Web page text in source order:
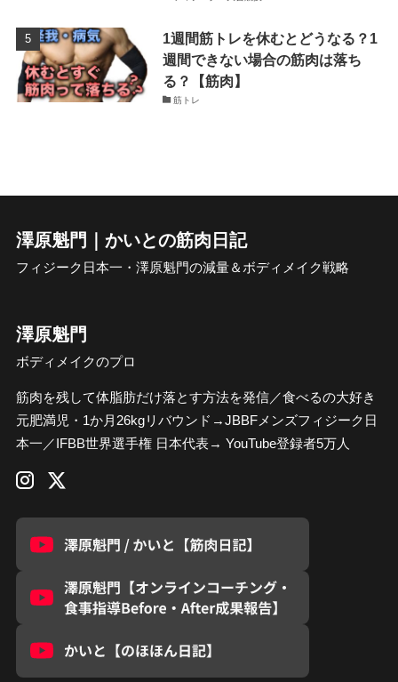
1週間筋トレを休むとどうなる？1
週間できない場合の筋肉は落ち
る？【筋肉】
筋トレ
澤原魁門｜かいとの筋肉日記
フィジーク日本一・澤原魁門の減量＆ボディメイク戦略
澤原魁門
ボディメイクのプロ
筋肉を残して体脂肪だけ落とす方法を発信／食べるの大好き
元肥満児・1か月26kgリバウンド→JBBFメンズフィジーク日
本一／IFBB世界選手権 日本代表→ YouTube登録者5万人